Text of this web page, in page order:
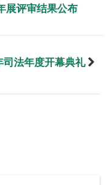
展评审结果公布
法年度开幕典礼